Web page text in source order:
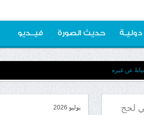
دوليـة حديث الصورة فيــديو
عن غيره
لحج
يوليو 2026